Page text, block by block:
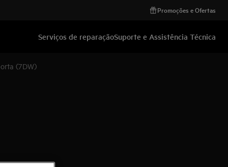
Promoções e Ofertas
Serviços de reparaçãoSuporte e Assistência Técnica
(7DW)